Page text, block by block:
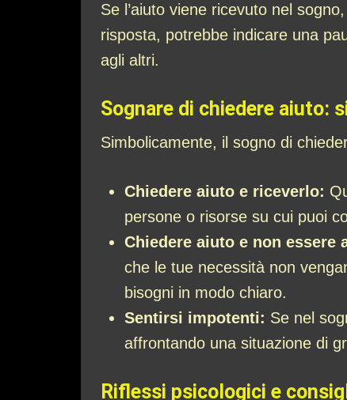
Se l’aiuto viene ricevuto nel
risposta, potrebbe indicare una
agli altri.
Sognare di chiedere aiuto:
Simbolicamente, il sogno di
Chiedere aiuto e riceverlo:
persone o risorse su cui puoi
Chiedere aiuto e non essere
che le tue necessità non
bisogni in modo chiaro.
Sentirsi impotenti: Se nel
affrontando una situazione di
Riflessi psicologici e